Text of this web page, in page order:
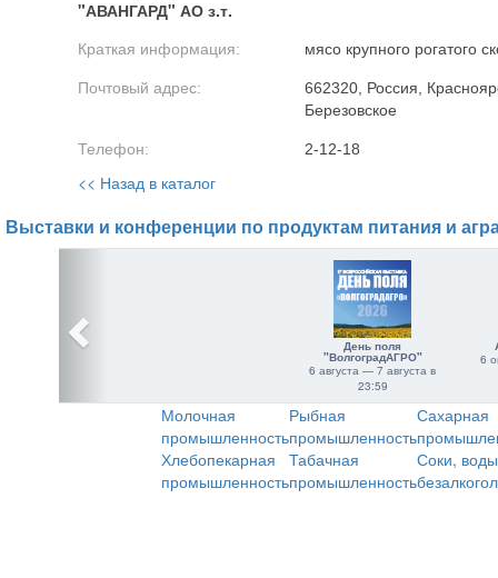
"АВАНГАРД" АО з.т.
Краткая информация: мясо крупного рогатого
Почтовый адрес:
662320, Россия,
Березовское
Телефон: 2-12-18
<< Назад в каталог
Выставки и конференции по продуктам питания и
День поля
"ВолгоградАГРО"
6 августа — 7 августа в
23:59
6
Молочная
промышленность
Рыбная
промышленность
Сахарная
Хлебопекарная
промышленность
Табачная
промышленность
Соки,